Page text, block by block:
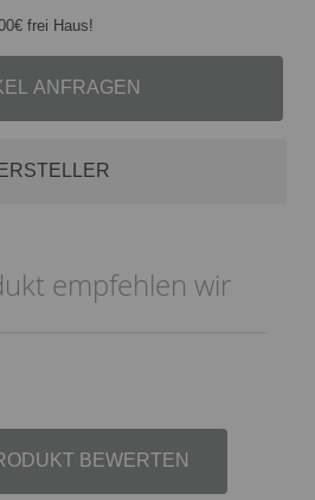
frei Haus!
ANFRAGEN
empfehlen wir
BEWERTEN